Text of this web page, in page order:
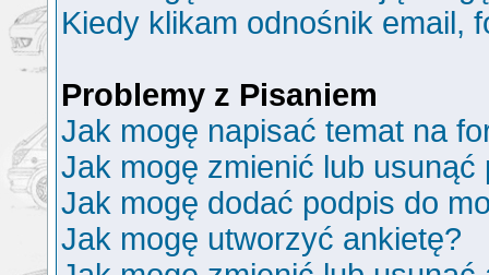
Kiedy klikam odnośnik email,
Problemy z Pisaniem
Jak mogę napisać temat na
Jak mogę zmienić lub usunąć
Jak mogę dodać podpis do
Jak mogę utworzyć ankietę?